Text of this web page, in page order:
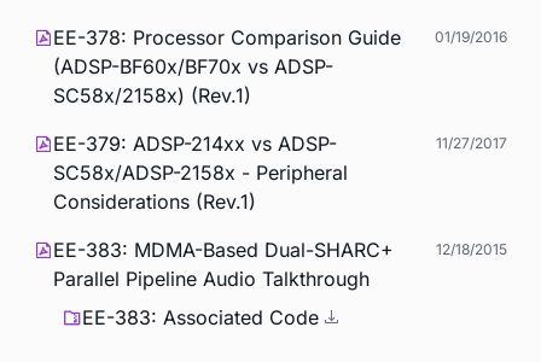
EE-378: Processor Comparison Guide
(ADSP-BF60x/BF70x vs ADSP-
SC58x/2158x) (Rev.1)
01/19/2016
EE-379: ADSP-214xx vs ADSP-
SC58x/ADSP-2158x - Peripheral
Considerations (Rev.1)
11/27/2017
EE-383: MDMA-Based Dual-SHARC+
Parallel Pipeline Audio Talkthrough
12/18/2015
EE-383: Associated Code